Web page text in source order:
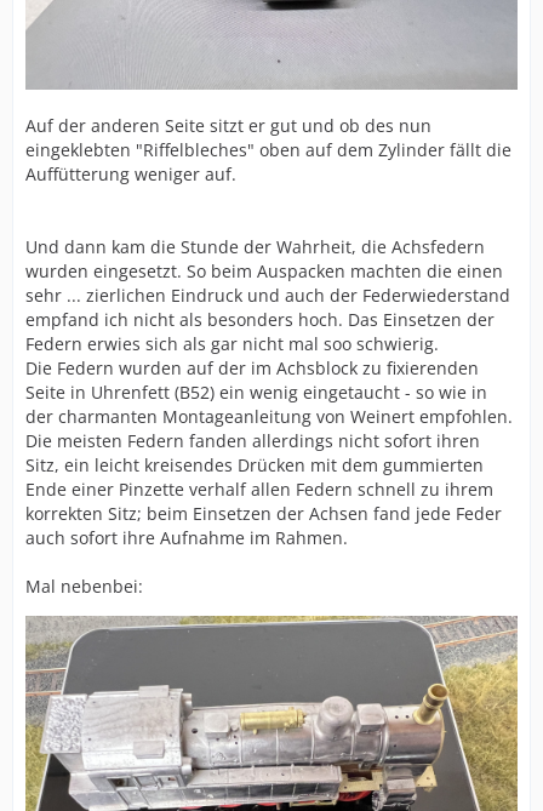
Auf der anderen Seite sitzt er gut und ob des nun
eingeklebten "Riffelbleches" oben auf dem Zylinder fällt die
Auffütterung weniger auf.
Und dann kam die Stunde der Wahrheit, die Achsfedern
wurden eingesetzt. So beim Auspacken machten die einen
sehr ... zierlichen Eindruck und auch der Federwiederstand
empfand ich nicht als besonders hoch. Das Einsetzen der
Federn erwies sich als gar nicht mal soo schwierig.
Die Federn wurden auf der im Achsblock zu fixierenden
Seite in Uhrenfett (B52) ein wenig eingetaucht - so wie in
der charmanten Montageanleitung von Weinert empfohlen.
Die meisten Federn fanden allerdings nicht sofort ihren
Sitz, ein leicht kreisendes Drücken mit dem gummierten
Ende einer Pinzette verhalf allen Federn schnell zu ihrem
korrekten Sitz; beim Einsetzen der Achsen fand jede Feder
auch sofort ihre Aufnahme im Rahmen.
Mal nebenbei: